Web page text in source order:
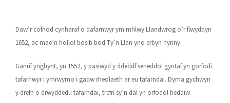
Daw’r cofnod cynharaf o dafarnwyr ym mhlwy Llandwrog o’r flwyddyn
1652, ac mae’n hollol bosib bod Ty’n Llan yno erbyn hynny.
Ganrif ynghynt, yn 1552, y pasiwyd y ddeddf seneddol gyntaf yn gorfodi
tafarnwyr i ymrwymo i gadw rheolaeth ar eu tafarndai. Dyma gychwyn
y drefn o drwyddedu tafarndai, trefn sy’n dal yn orfodol heddiw.